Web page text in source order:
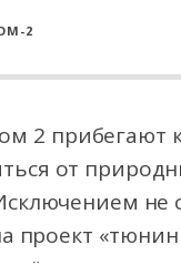
2
2 прибегают
от
не
проект